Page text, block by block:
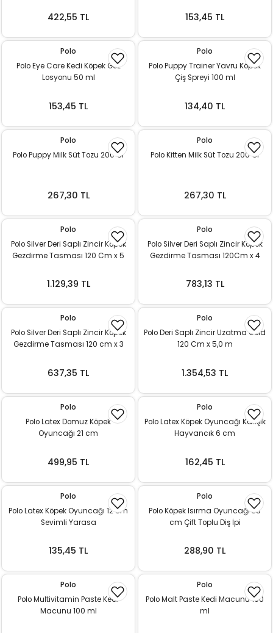
422,55 TL 153,45 TL
Polo
Polo Eye Care Kedi Köpek Göz
Losyonu 50 ml
153,45 TL
Polo
Polo Puppy Trainer Yavru Köpek
Çiş Spreyi 100 ml
134,40 TL
Polo
Polo Puppy Milk Süt Tozu 200 Gr
267,30 TL
Polo
Polo Kitten Milk Süt Tozu 200 Gr
267,30 TL
Polo
Polo Silver Deri Saplı Zincir Köpek
Gezdirme Tasması 120 Cm x 5
1.129,39 TL
Polo
Polo Silver Deri Saplı Zincir Köpek
Gezdirme Tasması 120Cm x 4
783,13 TL
Polo
Polo Silver Deri Saplı Zincir Köpek
Gezdirme Tasması 120 cm x 3
637,35 TL
Polo
Polo Deri Saplı Zincir Uzatma Gold
120 Cm x 5,0 m
1.354,53 TL
Polo
Polo Latex Domuz Köpek
Oyuncağı 21 cm
499,95 TL
Polo
Polo Latex Köpek Oyuncağı Karışık
Hayvancık 6 cm
162,45 TL
Polo
Polo Latex Köpek Oyuncağı 12 cm
Sevimli Yarasa
135,45 TL
Polo
Polo Köpek Isırma Oyuncağı 35
cm Çift Toplu Diş İpi
288,90 TL
Polo
Polo Multivitamin Paste Kedi
Macunu 100 ml
Polo
Polo Malt Paste Kedi Macunu 100
ml